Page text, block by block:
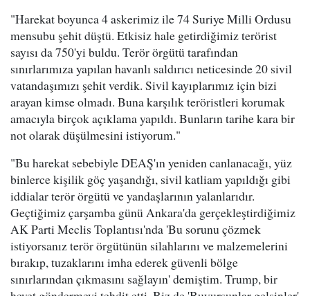
"Harekat boyunca 4 askerimiz ile 74 Suriye Milli Ordusu
mensubu şehit düştü. Etkisiz hale getirdiğimiz terörist
sayısı da 750'yi buldu. Terör örgütü tarafından
sınırlarımıza yapılan havanlı saldırıcı neticesinde 20 sivil
vatandaşımızı şehit verdik. Sivil kayıplarımız için bizi
arayan kimse olmadı. Buna karşılık teröristleri korumak
amacıyla birçok açıklama yapıldı. Bunların tarihe kara bir
not olarak düşülmesini istiyorum."
"Bu harekat sebebiyle DEAŞ'ın yeniden canlanacağı, yüz
binlerce kişilik göç yaşandığı, sivil katliam yapıldığı gibi
iddialar terör örgütü ve yandaşlarının yalanlarıdır.
Geçtiğimiz çarşamba günü Ankara'da gerçekleştirdiğimiz
AK Parti Meclis Toplantısı'nda 'Bu sorunu çözmek
istiyorsanız terör örgütünün silahlarını ve malzemelerini
bırakıp, tuzaklarını imha ederek güvenli bölge
sınırlarından çıkmasını sağlayın' demiştim. Trump, bir